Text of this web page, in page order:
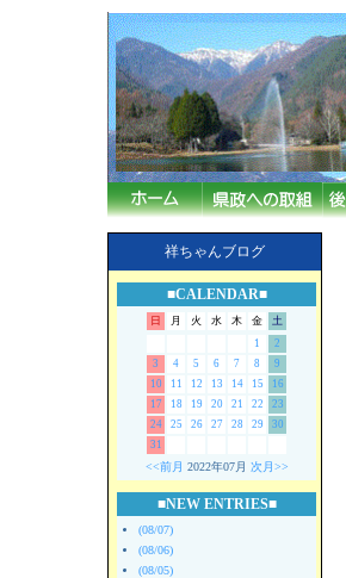
祥ちゃんブログ
■CALENDAR■
日 月 火 水 木 金
土
1
2
3
4 5 6 7 8
9
10
11 12 13 14 15
16
17
18 19 20 21 22
23
24
25 26 27 28 29
30
31
<<前月 2022年07月 次月>>
■NEW ENTRIES■
(08/07)
(08/06)
(08/05)